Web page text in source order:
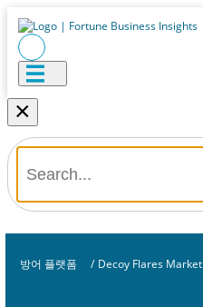
×
방어 플랫폼 / Decoy Flares Market